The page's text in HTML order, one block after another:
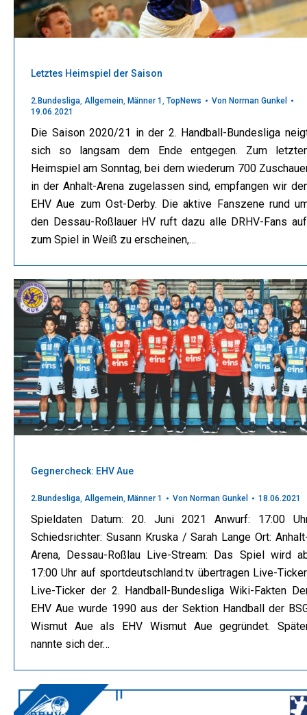
Letztes Heimspiel der Saison
2.Bundesliga, Allgemein, Männer 1 , TopNews Von Norman Gunkel
19.06.2021
Die Saison 2020/21 in der 2. Handball-Bundesliga
sich so langsam dem Ende entgegen. Zum
Heimspiel am Sonntag, bei dem wiederum 700
in der Anhalt-Arena zugelassen sind, empfangen wir
EHV Aue zum Ost-Derby. Die aktive Fanszene rund
den Dessau-Roßlauer HV ruft dazu alle DRHV-Fans
zum Spiel in Weiß zu erscheinen,…
Gegnercheck: EHV Aue
2.Bundesliga, Allgemein, Männer 1 Von Norman Gunkel 18.06.2021
Spieldaten Datum: 20. Juni 2021 Anwurf: 17:00
Schiedsrichter: Susann Kruska / Sarah Lange Ort:
Arena, Dessau-Roßlau Live-Stream: Das Spiel wird
17:00 Uhr auf sportdeutschland.tv übertragen Live-
Live-Ticker der 2. Handball-Bundesliga Wiki-Fakten
EHV Aue wurde 1990 aus der Sektion Handball der
Wismut Aue als EHV Wismut Aue gegründet.
nannte sich der…